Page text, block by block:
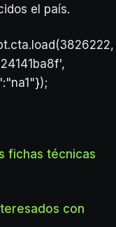
el país.
fichas técnicas
con